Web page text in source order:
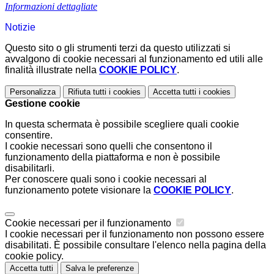
Informazioni dettagliate
Notizie
Questo sito o gli strumenti terzi da questo utilizzati si
avvalgono di cookie necessari al funzionamento ed utili alle
finalità illustrate nella COOKIE POLICY.
Personalizza Rifiuta tutti i cookies Accetta tutti i cookies
Gestione cookie
In questa schermata è possibile scegliere quali cookie
consentire.
I cookie necessari sono quelli che consentono il
funzionamento della piattaforma e non è possibile
disabilitarli.
Per conoscere quali sono i cookie necessari al
funzionamento potete visionare la COOKIE POLICY.
Cookie necessari per il funzionamento
I cookie necessari per il funzionamento non possono essere
disabilitati. È possibile consultare l'elenco nella pagina della
cookie policy.
Accetta tutti Salva le preferenze